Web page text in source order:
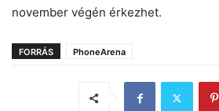
november végén érkezhet.
FORRÁS PhoneArena